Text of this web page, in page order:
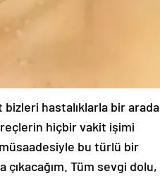
hastalıklarla bir arada
hiçbir vakit işimi
bu türlü bir
Tüm sevgi dolu,